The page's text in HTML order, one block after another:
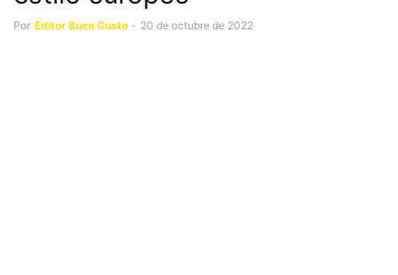
Por Editor Buen Gusto - 20 de octubre de 2022